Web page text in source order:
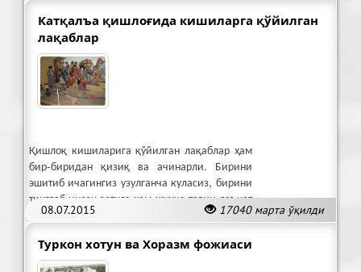
Катқалъа қишлоғида кишиларга қўйилган
лақаблар
08.07.2015 17040 марта ўқилди
Қишлоқ кишиларига қўйилган лақаблар ҳам
бир-биридан қизиқ ва ачинарли. Бирини
эшитиб ичагингиз узулганча куласиз, бирини
тинглаб инсон зотига ҳам шунча тавқи лаънат
тақиш инсофданми? -деб ачинасиз.
Туркон хотун ва Хоразм фожиаси